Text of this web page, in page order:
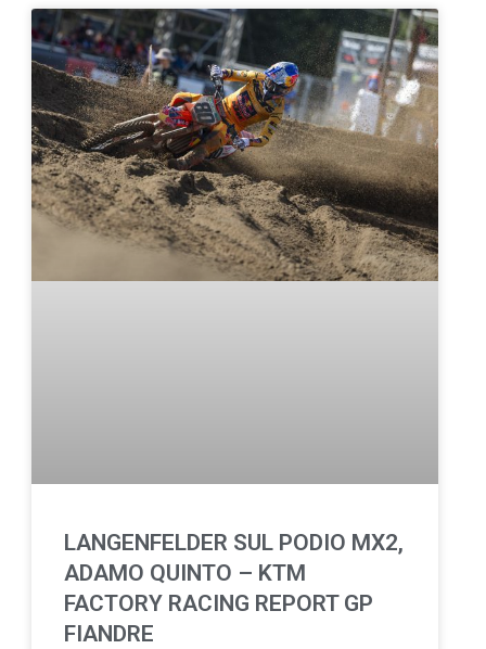
LANGENFELDER SUL PODIO MX2,
ADAMO QUINTO – KTM
FACTORY RACING REPORT GP
FIANDRE